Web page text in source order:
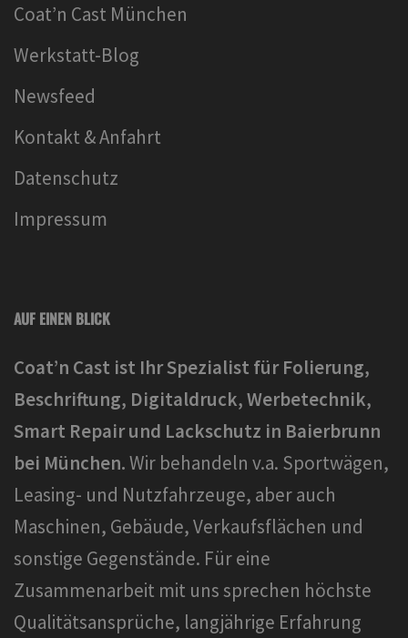
Coat’n Cast München
Werkstatt-Blog
Newsfeed
Kontakt & Anfahrt
Datenschutz
Impressum
AUF EINEN BLICK
Coat’n Cast ist Ihr Spezialist für Folierung,
Beschriftung, Digitaldruck, Werbetechnik,
Smart Repair und Lackschutz in Baierbrunn
bei München.Wir behandeln v.a. Sportwägen,
Leasing- und Nutzfahrzeuge, aber auch
Maschinen, Gebäude, Verkaufsflächen und
sonstige Gegenstände. Für eine
Zusammenarbeit mit uns sprechen höchste
Qualitätsansprüche, langjährige Erfahrung